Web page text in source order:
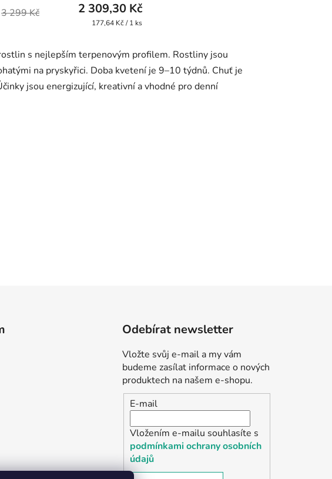
3 299 Kč 2 309,30 Kč
Měrná
177,64 Kč / 1 ks
Odebírat newsletter
Vložte svůj e-mail a my vám
budeme zasílat informace o nových
produktech na našem e-shopu.
E-mail
Vložením e-mailu souhlasíte s
podmínkami ochrany osobních
údajů